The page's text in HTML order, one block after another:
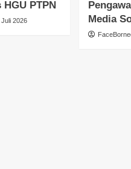
PTPN
Juli 2026
Media